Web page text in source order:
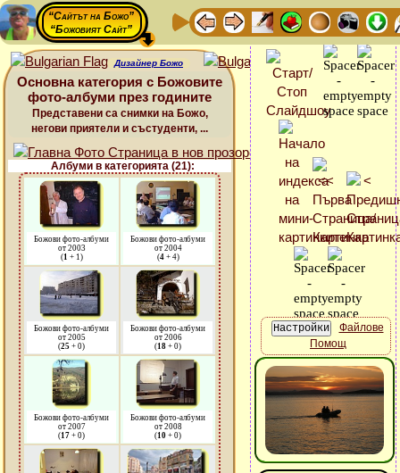
“Сайтът на Божо”
“Божовият Сайт”
Дизайнер Божо
Основна категория с Божовите
фото-албуми през годините
Представени са снимки на Божо,
негови приятели и състуденти, ...
Албуми в категорията (21):
Божови фото-албуми
от 2003
(1 + 1)
Божови фото-албуми
от 2004
(4+ 4)
Божови фото-албуми
от 2005
(25 + 0)
Божови фото-албуми
от 2006
(18 + 0)
Божови фото-албуми
от 2007
(17 + 0)
Божови фото-албуми
от 2008
(10 + 0)
Файлове
Помощ